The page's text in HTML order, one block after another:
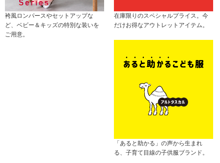
袴風ロンパースやセットアップな
ど、ベビー＆キッズの特別な装いを
ご用意。
在庫限りのスペシャルプライス。今
だけお得なアウトレットアイテム。
「あると助かる」の声から生まれ
る、子育て目線の子供服ブランド。